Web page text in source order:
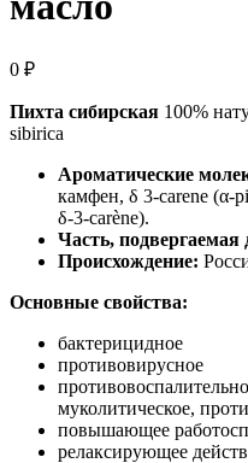
0 ₽
Пихта сибирская 100%
sibirica
Ароматические
камфен, δ 3-carene (α-
δ-3-carène).
Часть, подвергаемая
Происхождение:
Основные свойства:
бактерицидное
противовирусное
муколитическое,
повышающее
релаксирующее